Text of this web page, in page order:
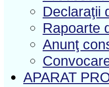
Declaraţii
Rapoarte
Anunţ
APARAT